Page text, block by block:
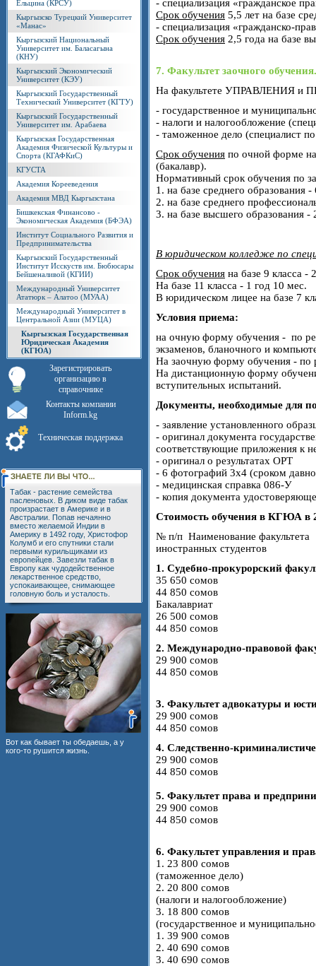
Eльцина (КРСУ)
Кыргызско Турецкий Университет
«Манас»
Кыргызский Национальный
Университет им. Баласагына
(КНУ)
Кыргызский Экономический
Университет (КЭУ)
Кыргызский Государственный
Технический Университет (КГТУ)
Кыргызский Государственный
Университет им. Арабаева
Кыргызская Государственная
Академия Физической Культуры и
Спорта (КГАФКиС)
КГУСТА
Академия Корееведения
Академия МВД Кыргызстана
Бишкекская Финансово -
Экономическая Академия (БФЭА)
Институт Социального Развития и
Предпринимательства
Кыргызский Государственный
Институт Исскуств им. Бюбюсары
Бейшеналивой (КГИИ)
Международный Университет
Ататюрк – Алатоо (МУАА)
Международный Университет в
Центральной Азии (МУЦА)
Кыргызская Государственная
Юридическая Академия
(КГЮА)
Зарегистрировать
организацию в
справочнике
Контакты компании
Inform.kg
Техническая поддержка
Табак - растение семейства
пасленовых. В диком виде табак
произрастает в Америке и в
Австралии. Попав нечаянно
вместо желаемой Индии в
Америку в 1492 году, Христофор
Колумб и его спутники стали
первыми курильщиками из
европейцев. Завезли табак в
Европу как чудодейственное
лекарственное средство,
успокаивающее, снимающее
головную боль и усталость.
Вот как бывает ты обедаешь, а у
кого-то рушится жизнь.
- специализация «гражданское
Срок обучения 5,5 лет на базе
- специализация «гражданско-
Срок обучения 2,5 года на базе
7. Факультет заочного обучения.
На факультете УПРАВЛЕНИЯ и
- государственное и
- налоги и налогообложение
- таможенное дело (специалист
Срок обучения по очной форме на
(бакалавр).
Нормативный срок обучения по
1. на базе среднего образования -
2. на базе среднего
3. на базе высшего образования -
В юридическом колледже по
Срок обучения на базе 9 класса -
На базе 11 класса - 1 год 10 мес.
В юридическом лицее на базе 7
Условия приема:
на очную форму обучения - по
экзаменов, бланочного и
На заочную форму обучения - по
На дистанционную форму
вступительных испытаний.
Документы, необходимые для
- заявление установленного
- оригинал документа
соответствующие приложения к
- оригинал о результатах ОРТ
- 6 фотографий 3х4 (сроком
- медицинская справка 086-У
- копия документа
Стоимость обучения в КГЮА в
№ п/п Наименование факультета
иностранных студентов
1. Судебно-прокурорский
35 650 сомов
44 850 сомов
Бакалавриат
26 500 сомов
44 850 сомов
2. Международно-правовой
29 900 сомов
44 850 сомов
3. Факультет адвокатуры и
29 900 сомов
44 850 сомов
4. Следственно-
29 900 сомов
44 850 сомов
5. Факультет права и
29 900 сомов
44 850 сомов
6. Факультет управления и
1. 23 800 сомов
(таможенное дело)
2. 20 800 сомов
(налоги и налогообложение)
3. 18 800 сомов
(государственное и
1. 39 900 сомов
2. 40 690 сомов
3. 40 690 сомов